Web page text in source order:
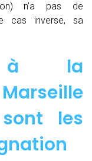
n’a pas de
cas inverse, sa
à la
les